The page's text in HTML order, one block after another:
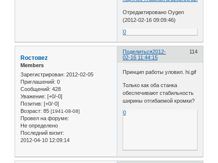
Отредактировано Oygen
(2012-02-16 09:09:46)
0
Поделиться 114
2012-
02-16 11:44:15
Roстовеz
Members
Зарегистрирован: 2012-02-05
Приглашений: 0
Сообщений: 428
Уважение: [+0/-0]
Позитив: [+0/-0]
Возраст: 85 [1941-08-08]
Провел на форуме:
Не определено
Последний визит:
2012-04-10 12:09:14
Принцип работы уловил. hi.gif
Только как оба станка
обеспечивают стабильность
ширины отгибаемой кромки?
0